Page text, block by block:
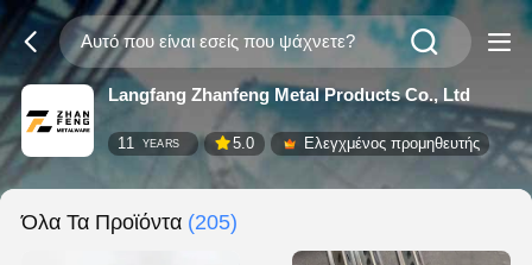
Langfang Zhanfeng Metal Products Co., Ltd
11 YEARS 5.0 Ελεγχμένος προμηθευτής
Όλα Τα Προϊόντα (205)